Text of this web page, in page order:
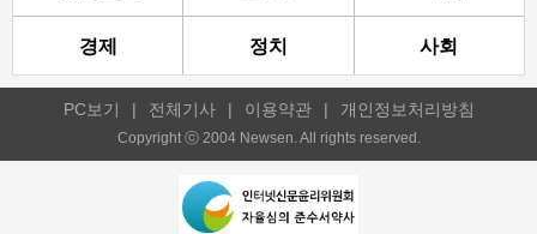
경제 정치 사회
PC보기 | 전체기사 | 이용약관 | 개인정보처리방침
Copyright ⓒ 2004 Newsen. All rights reserved.